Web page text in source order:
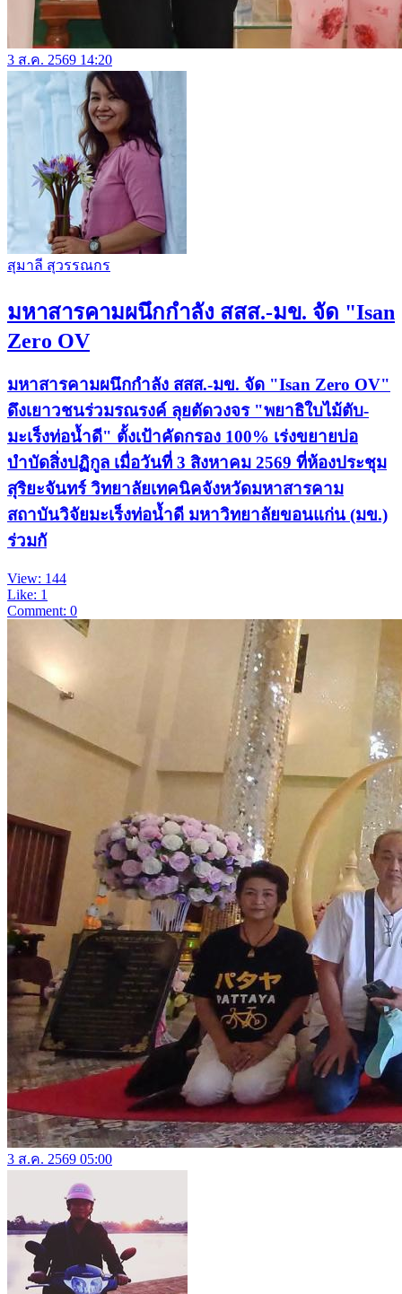
3 ส.ค. 2569 14:20
สุมาลี สุวรรณกร
มหาสารคามผนึกกำลัง สสส.-มข. จัด "Isan
Zero OV
มหาสารคามผนึกกำลัง สสส.-มข. จัด "Isan Zero OV"
ดึงเยาวชนร่วมรณรงค์ ลุยตัดวงจร "พยาธิใบไม้ตับ-
มะเร็งท่อน้ำดี" ตั้งเป้าคัดกรอง 100% เร่งขยายบ่อ
บำบัดสิ่งปฏิกูล เมื่อวันที่ 3 สิงหาคม 2569 ที่ห้องประชุม
สุริยะจันทร์ วิทยาลัยเทคนิคจังหวัดมหาสารคาม
สถาบันวิจัยมะเร็งท่อน้ำดี มหาวิทยาลัยขอนแก่น (มข.)
ร่วมกั
View: 144
Like: 1
Comment: 0
3 ส.ค. 2569 05:00